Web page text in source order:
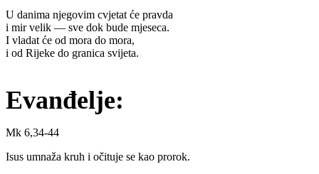
U danima njegovim cvjetat će pravda
i mir velik — sve dok bude mjeseca.
I vladat će od mora do mora,
i od Rijeke do granica svijeta.
Evanđelje:
Mk 6,34-44
Isus umnaža kruh i očituje se kao prorok.